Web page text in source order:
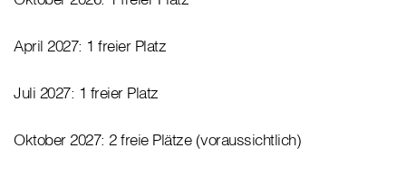
April 2027: 1 freier Platz
Juli 2027: 1 freier Platz
Oktober 2027: 2 freie Plätze (voraussichtlich)